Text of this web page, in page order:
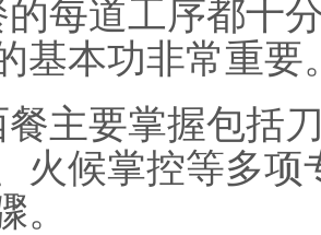
的每道工序都十
基本功非常重要
餐主要掌握包括
火候掌控等多
。